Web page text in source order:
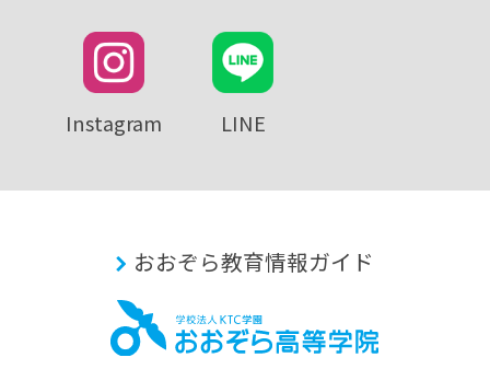
Instagram LINE
おおぞら教育情報ガイド